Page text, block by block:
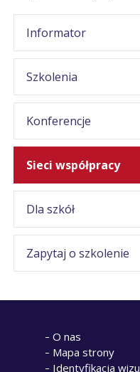
Informator
Szkolenia
Konferencje
Sieci współpracy
Dla szkół
Zapytaj o szkolenie
O nas
Mapa strony
Identyfikacja